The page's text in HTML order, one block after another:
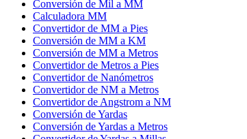
Conversión de Mil a MM
Calculadora MM
Convertidor de MM a Pies
Conversión de MM a KM
Conversión de MM a Metros
Convertidor de Metros a Pies
Convertidor de Nanómetros
Convertidor de NM a Metros
Convertidor de Angstrom a NM
Conversión de Yardas
Conversión de Yardas a Metros